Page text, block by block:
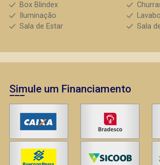
Box Blindex
Iluminação
Sala de Estar
Sala
Simule um Financiamento